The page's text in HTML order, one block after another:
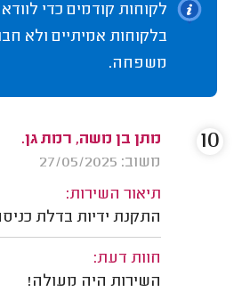
לקוחות קודמים כדי
בלקוחות אמיתיים ולא
משפחה.
מתן בן משה, רמת גן.
משוב: 27/05/2025
תיאור השירות:
התקנת ידיות בדלת
חוות דעת:
השירות היה מעולה!
10